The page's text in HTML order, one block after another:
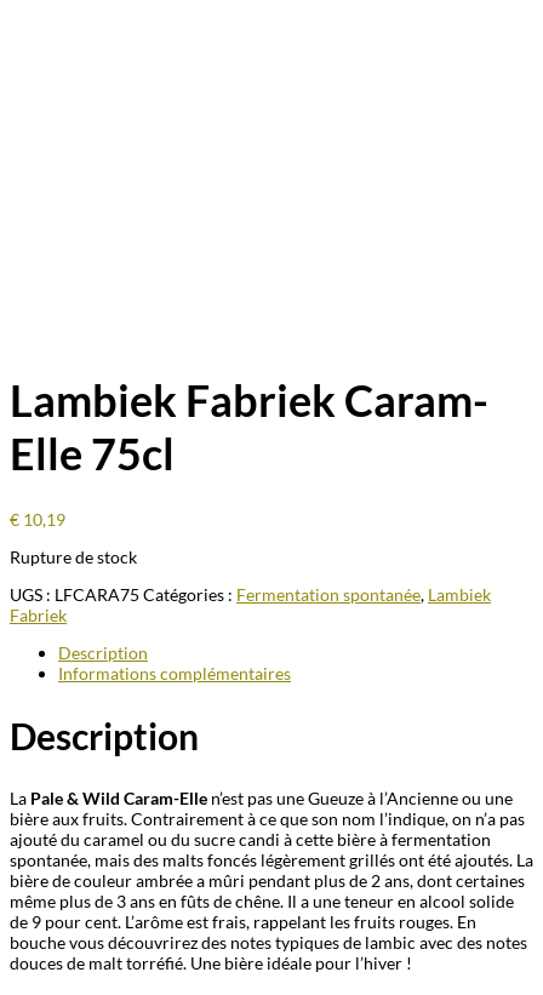
Lambiek Fabriek Caram-
Elle 75cl
€ 10,19
Rupture de stock
UGS : LFCARA75 Catégories : Fermentation spontanée, Lambiek
Fabriek
Description
Informations complémentaires
Description
La Pale & Wild Caram-Elle n’est pas une Gueuze à l’Ancienne ou une
bière aux fruits. Contrairement à ce que son nom l’indique, on n’a pas
ajouté du caramel ou du sucre candi à cette bière à fermentation
spontanée, mais des malts foncés légèrement grillés ont été ajoutés. La
bière de couleur ambrée a mûri pendant plus de 2 ans, dont certaines
même plus de 3 ans en fûts de chêne. Il a une teneur en alcool solide
de 9 pour cent. L’arôme est frais, rappelant les fruits rouges. En
bouche vous découvrirez des notes typiques de lambic avec des notes
douces de malt torréfié. Une bière idéale pour l’hiver !